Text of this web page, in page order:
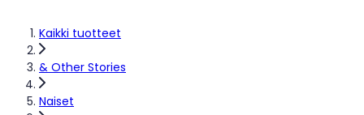
Kaikki tuotteet
& Other Stories
Naiset